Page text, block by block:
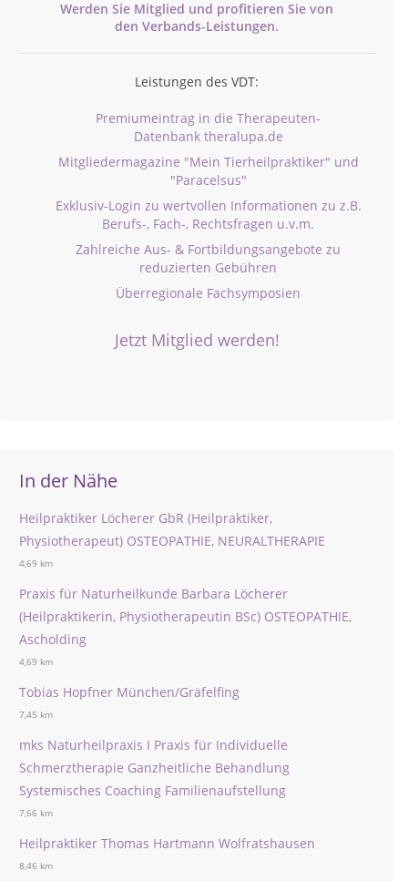
Werden Sie Mitglied und profitieren Sie von
den Verbands-Leistungen.
Leistungen des VDT:
Premiumeintrag in die Therapeuten-
Datenbank theralupa.de
Mitgliedermagazine "Mein Tierheilpraktiker" und
"Paracelsus"
Exklusiv-Login zu wertvollen Informationen zu z.B.
Berufs-, Fach-, Rechtsfragen u.v.m.
Zahlreiche Aus- & Fortbildungsangebote zu
reduzierten Gebühren
Überregionale Fachsymposien
Jetzt Mitglied werden!
In der Nähe
Heilpraktiker Löcherer GbR (Heilpraktiker,
Physiotherapeut) OSTEOPATHIE, NEURALTHERAPIE
4,69 km
Praxis für Naturheilkunde Barbara Löcherer
(Heilpraktikerin, Physiotherapeutin BSc) OSTEOPATHIE,
Ascholding
4,69 km
Tobias Hopfner München/Gräfelfing
7,45 km
mks Naturheilpraxis I Praxis für Individuelle
Schmerztherapie Ganzheitliche Behandlung
Systemisches Coaching Familienaufstellung
7,66 km
Heilpraktiker Thomas Hartmann Wolfratshausen
8,46 km